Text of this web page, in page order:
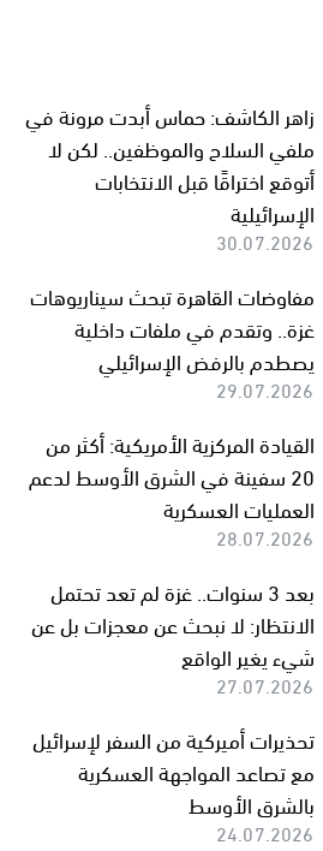
زاهر الكاشف: حماس أبدت مرونة في
ملفي السلاح والموظفين.. لكن لا
أتوقع اختراقًا قبل الانتخابات
الإسرائيلية
30.07.2026
مفاوضات القاهرة تبحث سيناريوهات
غزة.. وتقدم في ملفات داخلية
يصطدم بالرفض الإسرائيلي
29.07.2026
القيادة المركزية الأمريكية: أكثر من
20 سفينة في الشرق الأوسط لدعم
العمليات العسكرية
28.07.2026
بعد 3 سنوات.. غزة لم تعد تحتمل
الانتظار: لا نبحث عن معجزات بل عن
شيء يغير الواقع
27.07.2026
تحذيرات أميركية من السفر لإسرائيل
مع تصاعد المواجهة العسكرية
بالشرق الأوسط
24.07.2026